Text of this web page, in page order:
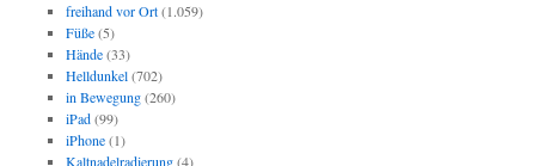
freihand vor Ort(1.059)
Füße(5)
Hände(33)
Helldunkel(702)
in Bewegung(260)
iPad(99)
iPhone(1)
Kaltnadelradierung(4)